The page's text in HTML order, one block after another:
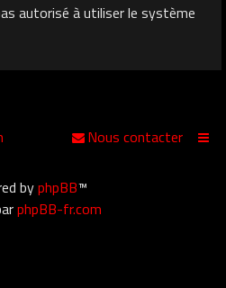
autorisé à utiliser le système
Nous contacter
byphpBB™
phpBB-fr.com